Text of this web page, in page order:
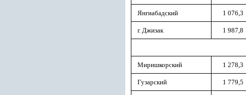
Янгиабадский 1 076,3
г. Джизак 1 987,8
Миришкорский 1 278,3
Гузарский 1 779,5